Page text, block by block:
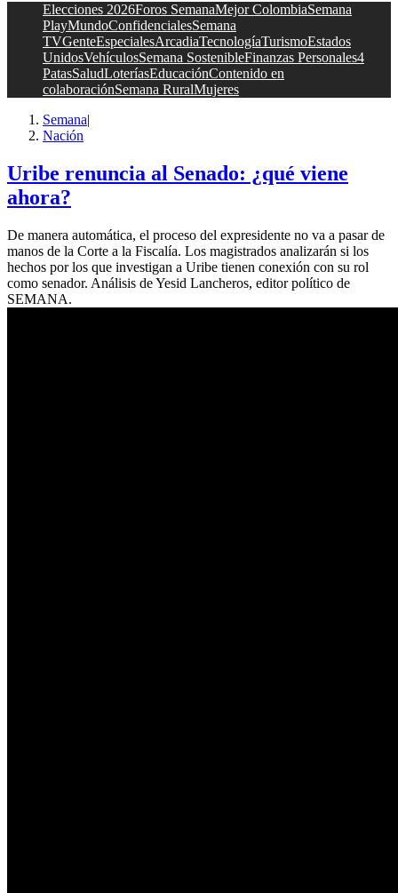
Elecciones 2026Foros SemanaMejor ColombiaSemana
PlayMundoConfidencialesSemana
TVGenteEspecialesArcadiaTecnologíaTurismoEstados
UnidosVehículosSemana SostenibleFinanzas Personales4
PatasSaludLoteríasEducaciónContenido en
colaboraciónSemana RuralMujeres
Semana|
Nación
Uribe renuncia al Senado: ¿qué viene
ahora?
De manera automática, el proceso del expresidente no va a pasar de
manos de la Corte a la Fiscalía. Los magistrados analizarán si los
hechos por los que investigan a Uribe tienen conexión con su rol
como senador. Análisis de Yesid Lancheros, editor político de
SEMANA.